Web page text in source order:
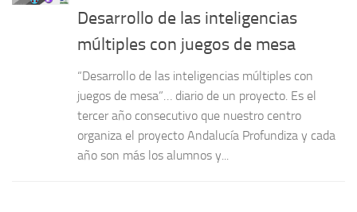
Desarrollo de las inteligencias
múltiples con juegos de mesa
“Desarrollo de las inteligencias múltiples con
juegos de mesa”… diario de un proyecto. Es el
tercer año consecutivo que nuestro centro
organiza el proyecto Andalucía Profundiza y cada
año son más los alumnos y...